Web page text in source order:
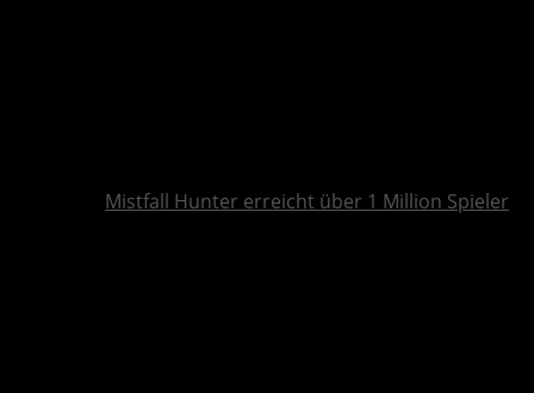
Mistfall Hunter erreicht über 1 Million Spieler